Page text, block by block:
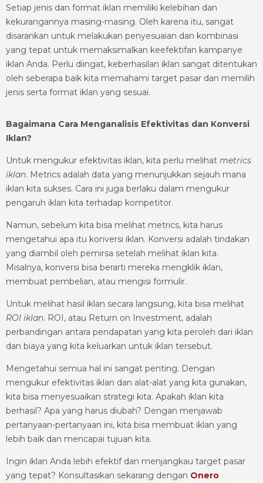
Setiap jenis dan format iklan memiliki kelebihan dan
kekurangannya masing-masing. Oleh karena itu, sangat
disarankan untuk melakukan penyesuaian dan kombinasi
yang tepat untuk memaksimalkan keefektifan kampanye
iklan Anda. Perlu diingat, keberhasilan iklan sangat ditentukan
oleh seberapa baik kita memahami target pasar dan memilih
jenis serta format iklan yang sesuai.
Bagaimana Cara Menganalisis Efektivitas dan Konversi
Iklan?
Untuk mengukur efektivitas iklan, kita perlu melihat metrics
iklan. Metrics adalah data yang menunjukkan sejauh mana
iklan kita sukses. Cara ini juga berlaku dalam mengukur
pengaruh iklan kita terhadap kompetitor.
Namun, sebelum kita bisa melihat metrics, kita harus
mengetahui apa itu konversi iklan. Konversi adalah tindakan
yang diambil oleh pemirsa setelah melihat iklan kita.
Misalnya, konversi bisa berarti mereka mengklik iklan,
membuat pembelian, atau mengisi formulir.
Untuk melihat hasil iklan secara langsung, kita bisa melihat
ROI iklan. ROI, atau Return on Investment, adalah
perbandingan antara pendapatan yang kita peroleh dari iklan
dan biaya yang kita keluarkan untuk iklan tersebut.
Mengetahui semua hal ini sangat penting. Dengan
mengukur efektivitas iklan dan alat-alat yang kita gunakan,
kita bisa menyesuaikan strategi kita. Apakah iklan kita
berhasil? Apa yang harus diubah? Dengan menjawab
pertanyaan-pertanyaan ini, kita bisa membuat iklan yang
lebih baik dan mencapai tujuan kita.
Ingin iklan Anda lebih efektif dan menjangkau target pasar
yang tepat? Konsultasikan sekarang dengan Onero